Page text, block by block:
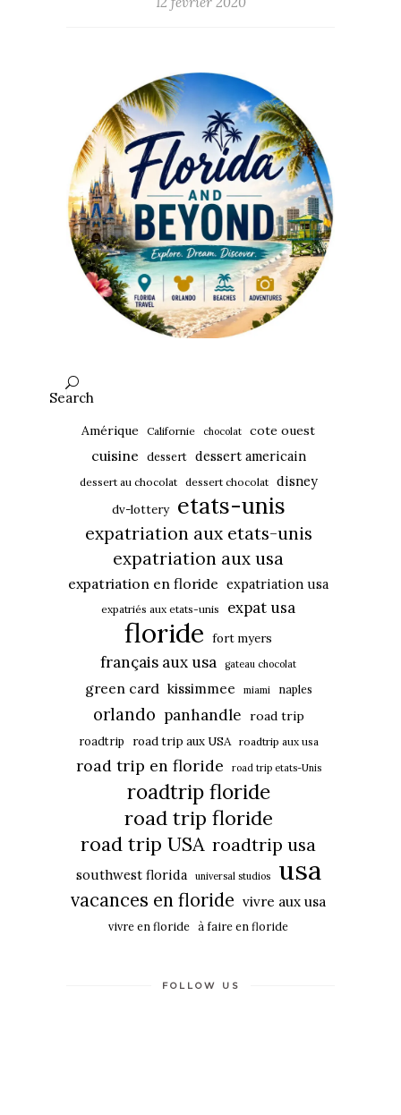
Search
Amérique Californie chocolat cote ouest
cuisine dessert dessert americain
dessert au chocolat dessert chocolat disney
dv-lottery etats-unis
expatriation aux etats-unis
expatriation aux usa
expatriation en floride expatriation usa
expatriés aux etats-unis expat usa
floride fort myers
français aux usa gateau chocolat
green card kissimmee miami naples
orlando panhandle road trip
roadtrip road trip aux USA roadtrip aux usa
road trip en floride road trip etats-Unis
roadtrip floride
road trip floride
road trip USA roadtrip usa
southwest florida universal studios usa
vacances en floride vivre aux usa
vivre en floride à faire en floride
FOLLOW US